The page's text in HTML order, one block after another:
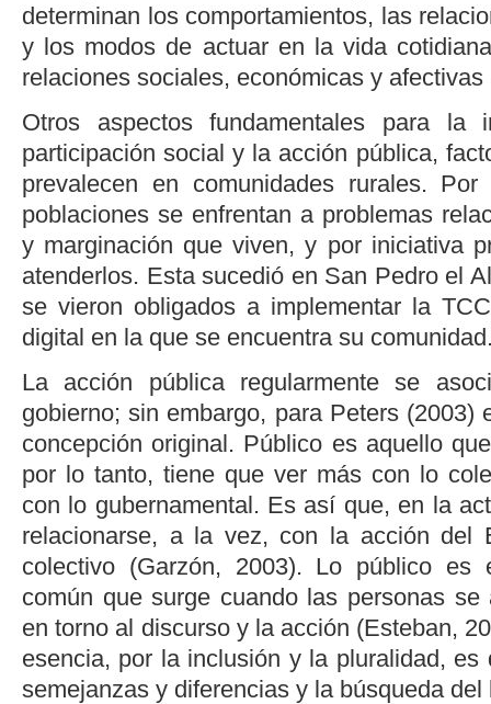
determinan los comportamientos, las
y los modos de actuar en la vida
relaciones sociales, económicas y afectivas
Otros aspectos fundamentales para la
participación social y la acción pública,
prevalecen en comunidades rurales.
poblaciones se enfrentan a problemas
y marginación que viven, y por iniciativa
atenderlos. Esta sucedió en San Pedro el
se vieron obligados a implementar la
digital en la que se encuentra su
La acción pública regularmente se
gobierno; sin embargo, para Peters (2003)
concepción original. Público es aquello
por lo tanto, tiene que ver más con lo
con lo gubernamental. Es así que, en la
relacionarse, a la vez, con la acción del
colectivo (Garzón, 2003). Lo público es
común que surge cuando las personas
en torno al discurso y la acción (Esteban,
esencia, por la inclusión y la pluralidad, es
semejanzas y diferencias y la búsqueda del